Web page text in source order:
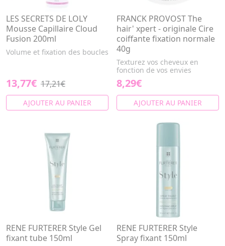
LES SECRETS DE LOLY
Mousse Capillaire Cloud
Fusion 200ml
Volume et fixation des boucles
13,77€ 17,21€
AJOUTER AU PANIER
FRANCK PROVOST The
hair' xpert - originale Cire
coiffante fixation normale
40g
Texturez vos cheveux en
fonction de vos envies
8,29€
AJOUTER AU PANIER
RENE FURTERER Style Gel
fixant tube 150ml
RENE FURTERER Style
Spray fixant 150ml